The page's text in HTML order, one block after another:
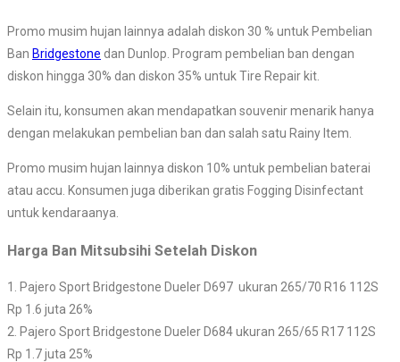
Promo musim hujan lainnya adalah diskon 30 % untuk Pembelian
Ban Bridgestone dan Dunlop. Program pembelian ban dengan
diskon hingga 30% dan diskon 35% untuk Tire Repair kit.
Selain itu, konsumen akan mendapatkan souvenir menarik hanya
dengan melakukan pembelian ban dan salah satu Rainy Item.
Promo musim hujan lainnya diskon 10% untuk pembelian baterai
atau accu. Konsumen juga diberikan gratis Fogging Disinfectant
untuk kendaraanya.
Harga Ban Mitsubsihi Setelah Diskon
1. Pajero Sport Bridgestone Dueler D697 ukuran 265/70 R16 112S
Rp 1.6 juta 26%
2. Pajero Sport Bridgestone Dueler D684 ukuran 265/65 R17 112S
Rp 1.7 juta 25%